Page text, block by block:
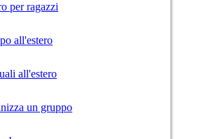
per ragazzi
all'estero
all'estero
un gruppo